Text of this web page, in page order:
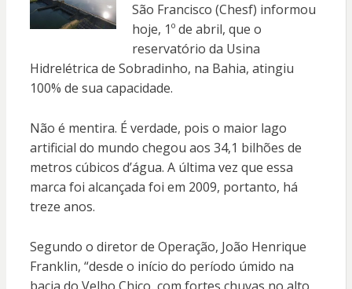
São Francisco (Chesf) informou
hoje, 1º de abril, que o
reservatório da Usina
Hidrelétrica de Sobradinho, na Bahia, atingiu
100% de sua capacidade.
Não é mentira. É verdade, pois o maior lago
artificial do mundo chegou aos 34,1 bilhões de
metros cúbicos d’água. A última vez que essa
marca foi alcançada foi em 2009, portanto, há
treze anos.
Segundo o diretor de Operação, João Henrique
Franklin, “desde o início do período úmido na